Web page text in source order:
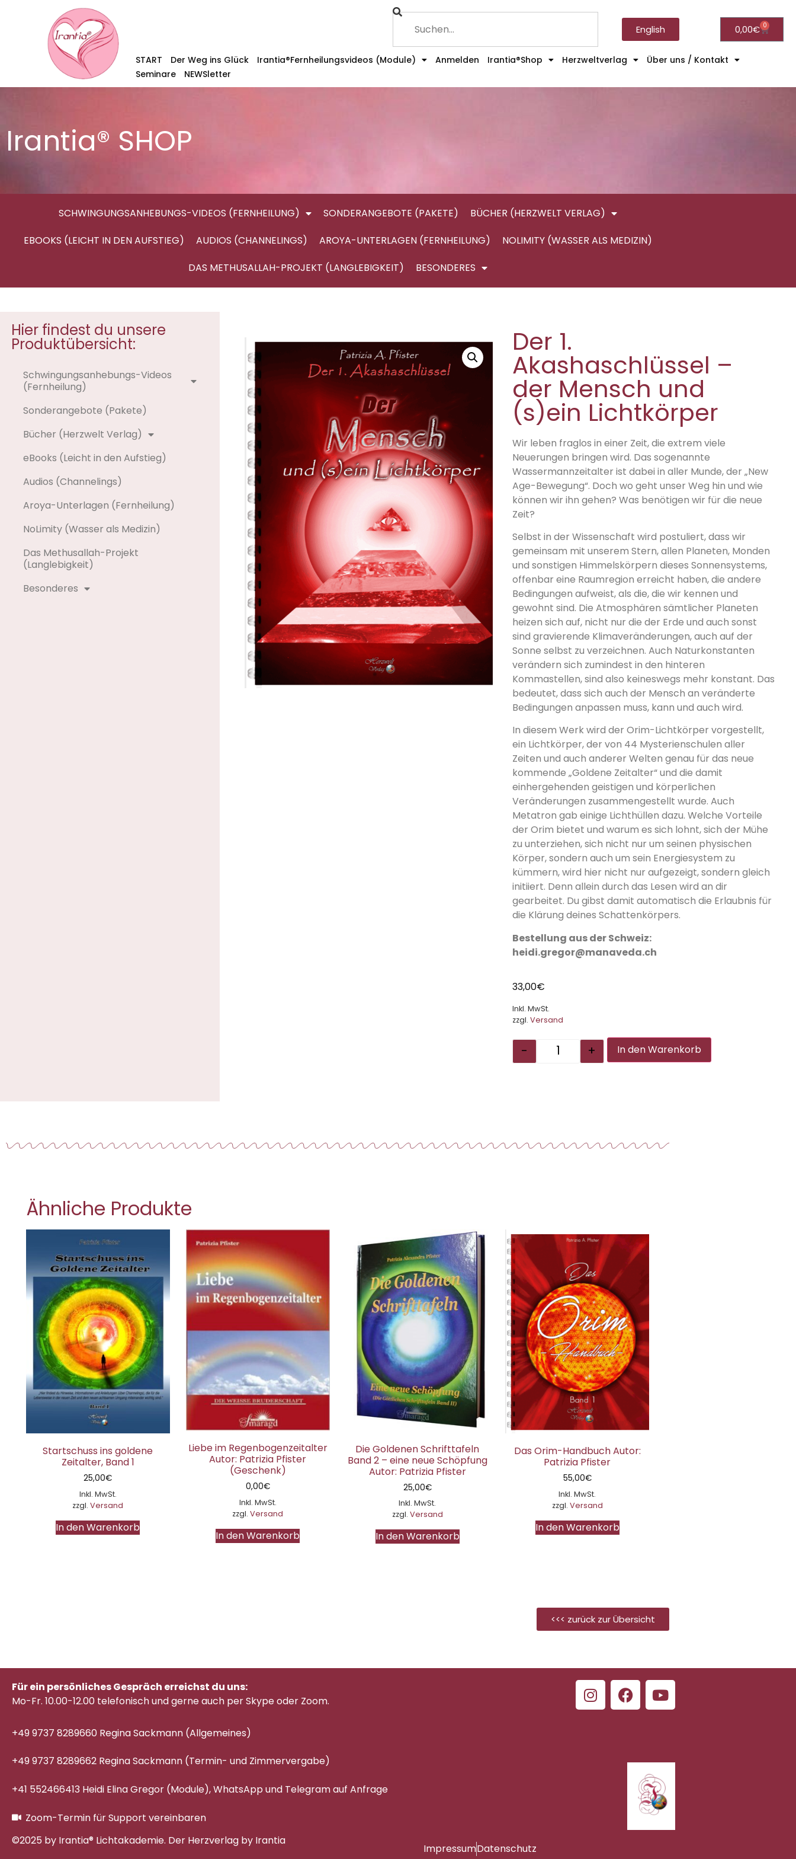
English 0,00€ 0
START Der Weg ins Glück Irantia®Fernheilungsvideos (Module) Anmelden Irantia®Shop Herzweltverlag
Über uns / Kontakt
Seminare
NEWSletter
Irantia® SHOP
SCHWINGUNGSANHEBUNGS-VIDEOS (FERNHEILUNG) SONDERANGEBOTE (PAKETE)
BÜCHER (HERZWELT VERLAG)
EBOOKS (LEICHT IN DEN AUFSTIEG)
AUDIOS (CHANNELINGS) AROYA-UNTERLAGEN (FERNHEILUNG)
NOLIMITY (WASSER ALS MEDIZIN)
DAS METHUSALLAH-PROJEKT (LANGLEBIGKEIT)
BESONDERES
Hier findest du unsere
Produktübersicht:
Schwingungsanhebungs-Videos
(Fernheilung)
Sonderangebote (Pakete)
Bücher (Herzwelt Verlag)
eBooks (Leicht in den Aufstieg)
Audios (Channelings)
Aroya-Unterlagen (Fernheilung)
NoLimity (Wasser als Medizin)
Das Methusallah-Projekt
(Langlebigkeit)
Besonderes
Der 1.
Akashaschlüssel –
der Mensch und
(s)ein Lichtkörper
Wir leben fraglos in einer Zeit, die extrem viele
Neuerungen bringen wird. Das sogenannte
Wassermannzeitalter ist dabei in aller Munde, der „New
Age-Bewegung“. Doch wo geht unser Weg hin und wie
können wir ihn gehen? Was benötigen wir für die neue
Zeit?
Selbst in der Wissenschaft wird postuliert, dass wir
gemeinsam mit unserem Stern, allen Planeten, Monden
und sonstigen Himmelskörpern dieses Sonnensystems,
offenbar eine Raumregion erreicht haben, die andere
Bedingungen aufweist, als die, die wir kennen und
gewohnt sind. Die Atmosphären sämtlicher Planeten
heizen sich auf, nicht nur die der Erde und auch sonst
sind gravierende Klimaveränderungen, auch auf der
Sonne selbst zu verzeichnen. Auch Naturkonstanten
verändern sich zumindest in den hinteren
Kommastellen, sind also keineswegs mehr konstant. Das
bedeutet, dass sich auch der Mensch an veränderte
Bedingungen anpassen muss, kann und auch wird.
In diesem Werk wird der Orim-Lichtkörper vorgestellt,
ein Lichtkörper, der von 44 Mysterienschulen aller
Zeiten und auch anderer Welten genau für das neue
kommende „Goldene Zeitalter“ und die damit
einhergehenden geistigen und körperlichen
Veränderungen zusammengestellt wurde. Auch
Metatron gab einige Lichthüllen dazu. Welche Vorteile
der Orim bietet und warum es sich lohnt, sich der Mühe
zu unterziehen, sich nicht nur um seinen physischen
Körper, sondern auch um sein Energiesystem zu
kümmern, wird hier nicht nur aufgezeigt, sondern gleich
initiiert. Denn allein durch das Lesen wird an dir
gearbeitet. Du gibst damit automatisch die Erlaubnis für
die Klärung deines Schattenkörpers.
Bestellung aus der Schweiz:
heidi.gregor@manaveda.ch
33,00€
Inkl. MwSt.
zzgl.Versand
- + In den Warenkorb
Ähnliche Produkte
Startschuss ins goldene
Zeitalter, Band 1
25,00€
Inkl. MwSt.
zzgl.Versand
In den Warenkorb
Liebe im Regenbogenzeitalter
Autor: Patrizia Pfister
(Geschenk)
0,00€
Inkl. MwSt.
zzgl.Versand
In den Warenkorb
Die Goldenen Schrifttafeln
Band 2 – eine neue Schöpfung
Autor: Patrizia Pfister
25,00€
Inkl. MwSt.
zzgl. Versand
In den Warenkorb
Das Orim-Handbuch Autor:
Patrizia Pfister
55,00€
Inkl. MwSt.
zzgl. Versand
In den Warenkorb
<<< zurück zur Übersicht
Für ein persönliches Gespräch erreichst du uns:
Mo-Fr. 10.00-12.00 telefonischund gerne auch per Skype oder Zoom.
+49 9737 8289660 Regina Sackmann (Allgemeines)
+49 9737 8289662 Regina Sackmann (Termin- und Zimmervergabe)
+41 552466413 Heidi Elina Gregor (Module), WhatsApp und Telegram auf Anfrage
Zoom-Termin für Support vereinbaren
©2025 by Irantia® Lichtakademie. Der Herzverlag by Irantia
ImpressumDatenschutz